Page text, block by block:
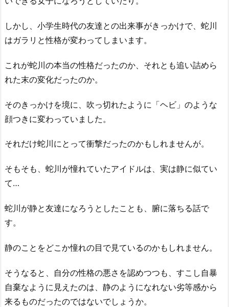
しかし、小学生時代の友達との出来事がきっかけで、蛇川
はガラリと性格が変わってしまいます。
これが蛇川の本当の性格だったのか、それとも追い詰めら
れた末の変化だったのか。
そのきっかけを境に、吹っ切れたように「ヘビ」のような
顔つきに変わっていました。
それだけ蛇川にとって衝撃だったのかもしれませんが。
そもそも、蛇川が憧れていたアイドルは、実は静に似てい
て…
蛇川が静と友達になろうとしたことも、腑に落ちる話で
す。
静のことをどこか憧れの目で見ているのかもしれません。
そうなると、自分の性格の悪さを認めつつも、すこし自暴
自棄なように見えたのは、静のようになれない劣等感から
来るものだったのではないでしょうか。